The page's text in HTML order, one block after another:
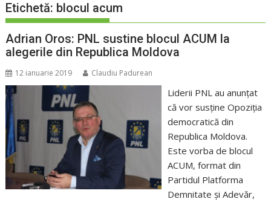
Etichetă: blocul acum
Adrian Oros: PNL sustine blocul ACUM la
alegerile din Republica Moldova
12 ianuarie 2019 Claudiu Padurean
Liderii PNL au anunţat
că vor susţine Opoziţia
democratică din
Republica Moldova.
Este vorba de blocul
ACUM, format din
Partidul Platforma
Demnitate şi Adevăr,